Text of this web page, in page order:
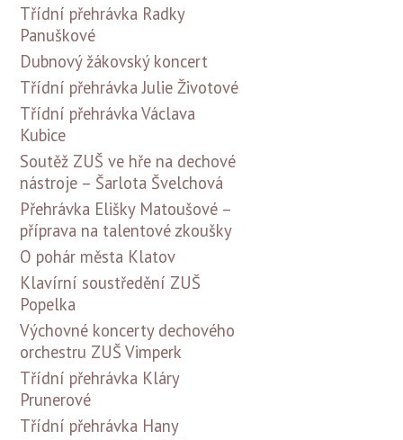
Třídní přehrávka Radky
Panuškové
Dubnový žákovský koncert
Třídní přehrávka Julie Životové
Třídní přehrávka Václava
Kubice
Soutěž ZUŠ ve hře na dechové
nástroje – Šarlota Švelchová
Přehrávka Elišky Matoušové –
příprava na talentové zkoušky
O pohár města Klatov
Klavírní soustředění ZUŠ
Popelka
Výchovné koncerty dechového
orchestru ZUŠ Vimperk
Třídní přehrávka Kláry
Prunerové
Třídní přehrávka Hany